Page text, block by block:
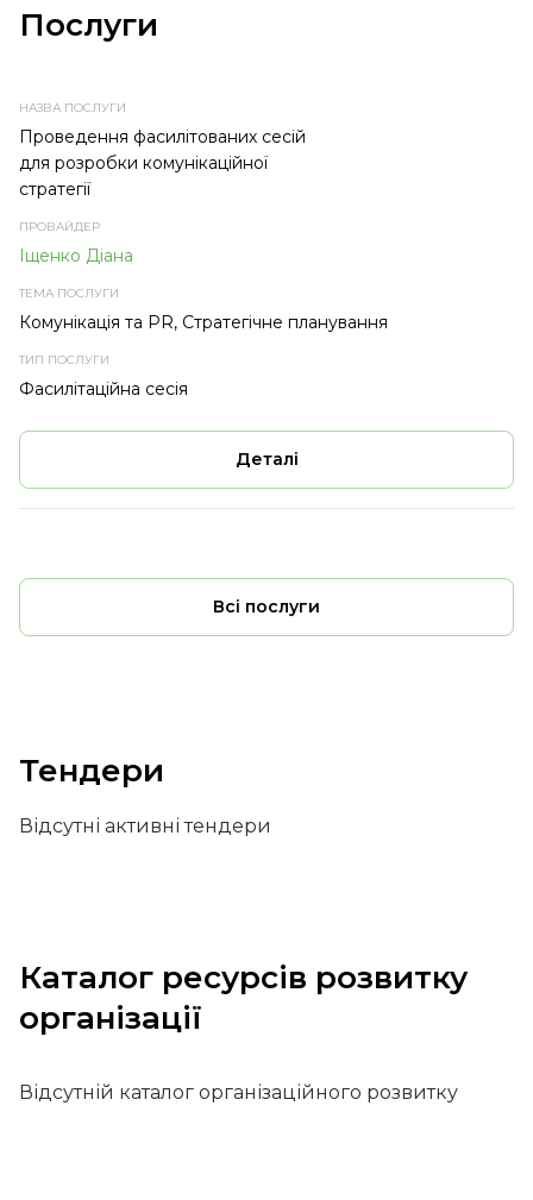
Послуги
НАЗВА ПРОВАЙДЕР
Проведення фасилітованих сесій
для розробки комунікаційної
стратегії
Іщенко Діана
Комунікація та PR, Стратегічне планування
Фасилітаційна сесія
Деталі
Всі послуги
Тендери
Відсутні активні тендери
Каталог ресурсів розвитку
організації
Відсутній каталог організаційного розвитку